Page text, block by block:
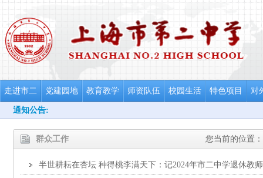
走进市二 党建园地 教育教学 师资队伍 校园生活 特色项目 对
通知公告:
您当前的位置：
群众工作
半世耕耘在杏坛 种得桃李满天下：记2024年市二中学退休教